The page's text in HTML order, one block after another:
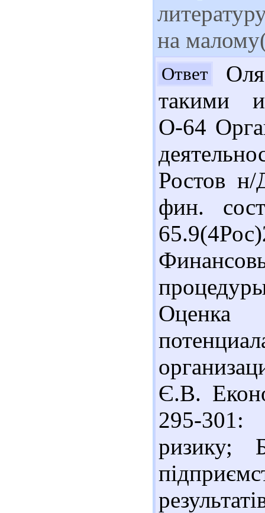
на
Ответ
такими
О-64
Ростов
фин.
Оценка
Є.В.
295-301:
ризику;